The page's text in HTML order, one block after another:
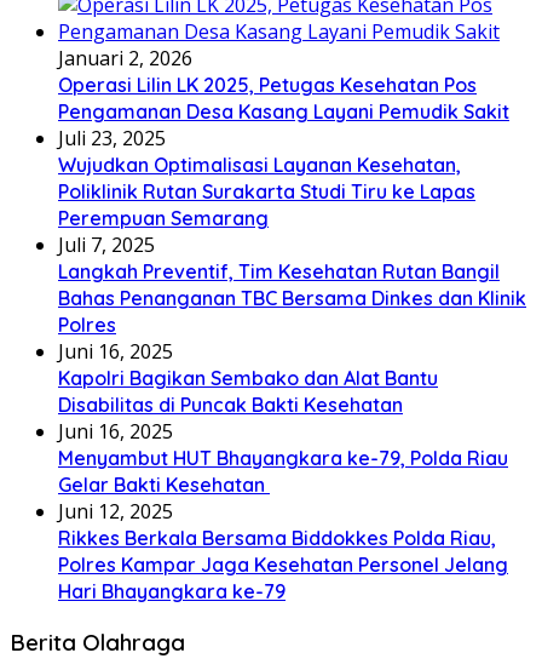
Januari 2, 2026
Operasi Lilin LK 2025, Petugas Kesehatan Pos
Pengamanan Desa Kasang Layani Pemudik Sakit
Juli 23, 2025
Wujudkan Optimalisasi Layanan Kesehatan,
Poliklinik Rutan Surakarta Studi Tiru ke Lapas
Perempuan Semarang
Juli 7, 2025
Langkah Preventif, Tim Kesehatan Rutan Bangil
Bahas Penanganan TBC Bersama Dinkes dan Klinik
Polres
Juni 16, 2025
Kapolri Bagikan Sembako dan Alat Bantu
Disabilitas di Puncak Bakti Kesehatan
Juni 16, 2025
Menyambut HUT Bhayangkara ke-79, Polda Riau
Gelar Bakti Kesehatan
Juni 12, 2025
Rikkes Berkala Bersama Biddokkes Polda Riau,
Polres Kampar Jaga Kesehatan Personel Jelang
Hari Bhayangkara ke-79
Berita Olahraga